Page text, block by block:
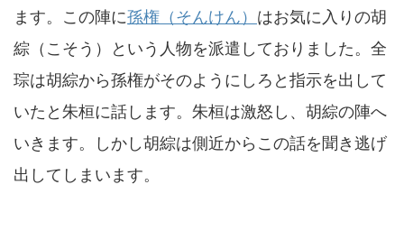
ます。この陣に孫権（そんけん） はお気に入りの胡
綜（こそう）という人物を派遣しておりました。全
琮は胡綜から孫権がそのようにしろと指示を出して
いたと朱桓に話します。朱桓は激怒し、胡綜の陣へ
いきます。しかし胡綜は側近からこの話を聞き逃げ
出してしまいます。